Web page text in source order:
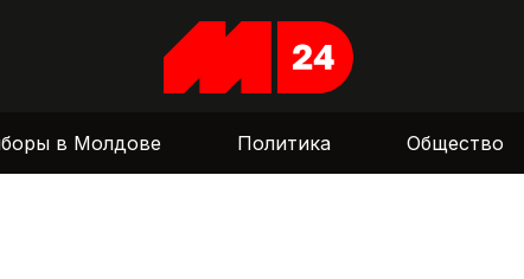
в Молдове Политика Общество